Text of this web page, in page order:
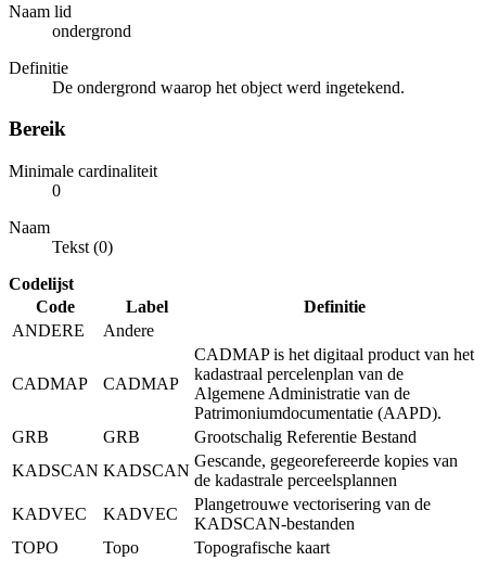
Naam lid
ondergrond
Definitie
De ondergrond waarop het object werd ingetekend.
Bereik
Minimale cardinaliteit
0
Naam
Tekst (0)
Codelijst
Code
Label
Definitie
ANDERE
Andere
CADMAP CADMAP
CADMAP is het digitaal product van het
kadastraal percelenplan van de
Algemene Administratie van de
Patrimoniumdocumentatie (AAPD).
GRB
GRB
Grootschalig Referentie Bestand
KADSCAN KADSCAN
Gescande, gegeorefereerde kopies van
de kadastrale perceelsplannen
KADVEC
KADVEC
Plangetrouwe vectorisering van de
KADSCAN-bestanden
TOPO
Topo
Topografische kaart